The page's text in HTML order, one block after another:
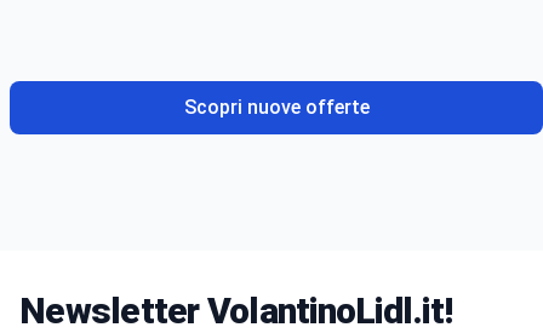
Scopri nuove offerte
Newsletter VolantinoLidl.it!